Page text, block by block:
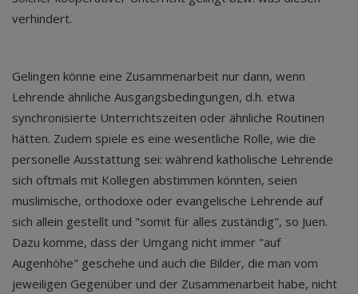
verhindert.
Gelingen könne eine Zusammenarbeit nur dann, wenn
Lehrende ähnliche Ausgangsbedingungen, d.h. etwa
synchronisierte Unterrichtszeiten oder ähnliche Routinen
hätten. Zudem spiele es eine wesentliche Rolle, wie die
personelle Ausstattung sei: während katholische Lehrende
sich oftmals mit Kollegen abstimmen könnten, seien
muslimische, orthodoxe oder evangelische Lehrende auf
sich allein gestellt und "somit für alles zuständig", so Juen.
Dazu komme, dass der Umgang nicht immer "auf
Augenhöhe" geschehe und auch die Bilder, die man vom
jeweiligen Gegenüber und der Zusammenarbeit habe, nicht